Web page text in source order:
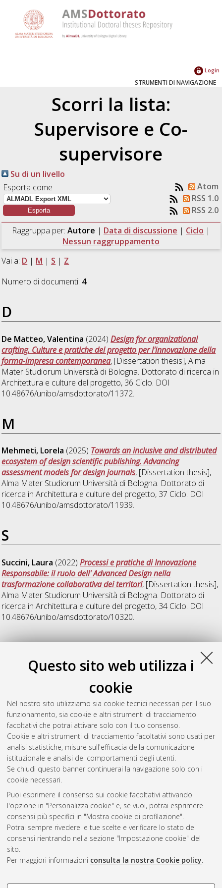
Questo sito web utilizza i
cookie
Nel nostro sito utilizziamo sia cookie tecnici necessari per il suo
funzionamento, sia cookie e altri strumenti di tracciamento
facoltativi che potrai attivare solo con il tuo consenso.
Cookie e altri strumenti di tracciamento facoltativi sono usati per
analisi statistiche, misure sull'efficacia della comunicazione
istituzionale e analisi dei comportamenti degli utenti.
Se chiudi questo banner continuerai la navigazione solo con i
cookie necessari.
Puoi esprimere il consenso sui cookie facoltativi attivando
l'opzione in "Personalizza cookie" e, se vuoi, potrai esprimere
consensi più specifici in "Mostra cookie di profilazione".
Potrai sempre rivedere le tue scelte e verificare lo stato dei
consensi rientrando nella sezione "Impostazione cookie" del
sito.
Per maggiori informazioni consulta la nostra Cookie policy.
Login
STRUMENTI DI NAVIGAZIONE
Scorri la lista:
Supervisore e Co-
supervisore
Su di un livello
Esporta come
Atom
RSS 1.0
RSS 2.0
Raggruppa per: Autore | Data di discussione | Ciclo |
Nessun raggruppamento
Vai a: D | M | S | Z
Numero di documenti: 4.
D
De Matteo, Valentina (2024)Design for organizational
crafting. Culture e pratiche del progetto per l'innovazione della
forma-impresa contemporanea, [Dissertation thesis], Alma
Mater Studiorum Università di Bologna. Dottorato di ricerca in
Architettura e culture del progetto, 36 Ciclo. DOI
10.48676/unibo/amsdottorato/11372.
M
Mehmeti, Lorela (2025) Towards an inclusive and distributed
ecosystem of design scientific publishing. Advancing
assessment models for design journals, [Dissertation thesis],
Alma Mater Studiorum Università di Bologna. Dottorato di
ricerca inArchitettura e culture del progetto, 37 Ciclo. DOI
10.48676/unibo/amsdottorato/11939.
S
Succini, Laura (2022)Processi e pratiche di Innovazione
Responsabile: il ruolo dell' Advanced Design nella
trasformazione collaborativa dei territori, [Dissertation thesis],
Alma Mater Studiorum Università di Bologna. Dottorato di
ricerca inArchitettura e culture del progetto, 34 Ciclo. DOI
10.48676/unibo/amsdottorato/10320.
Z
Zhu, Yuqing (2024) Design innovation for illustrators and art
amateurs: a system mapping of shared atelier for chinese
, [Dissertation thesis], Alma Mater Studiorum Università
di Bologna. Dottorato di ricerca inArchitettura e culture del
progetto, 36 Ciclo.
Questa lista e' stata generata ilSat Aug 8 20:47:06 2026
Atom
Rss 1.0
Rss 2.0
ISSN: 2038-7946
Impostazioni Cookie